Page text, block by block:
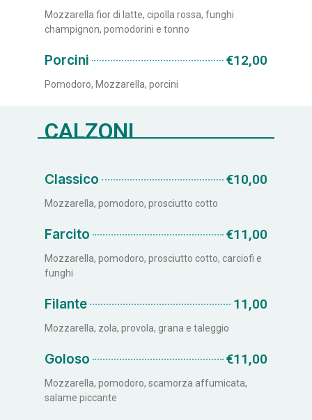
Mozzarella fior di latte, cipolla rossa, funghi
champignon, pomodorini e tonno
Porcini €12,00
Pomodoro, Mozzarella, porcini
CALZONI
Classico €10,00
Mozzarella, pomodoro, prosciutto cotto
Farcito €11,00
Mozzarella, pomodoro, prosciutto cotto, carciofi e
funghi
Filante 11,00
Mozzarella, zola, provola, grana e taleggio
Goloso €11,00
Mozzarella, pomodoro, scamorza affumicata,
salame piccante